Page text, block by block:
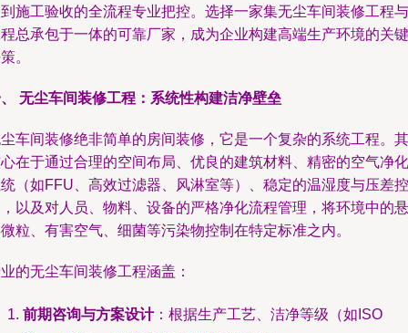
施工验收的全流程专业把控。选择一家集无尘车间装修工程与
总承包于一体的可靠厂家，成为企业构建高端生产环境的关键
。
无尘车间装修工程：系统性构建洁净壁垒
车间装修绝非简单的房间装修，它是一个复杂的系统工程。其
在于通过合理的空间布局、优良的建筑材料、精密的空气净化
（如FFU、高效过滤器、风淋室等）、稳定的温湿度与压差控
以及对人员、物料、设备的严格净化流程管理，将环境中的悬
粒、有害空气、细菌等污染物控制在特定标准之内。
的无尘车间装修工程涵盖：
前期咨询与方案设计：根据生产工艺、洁净等级（如ISO